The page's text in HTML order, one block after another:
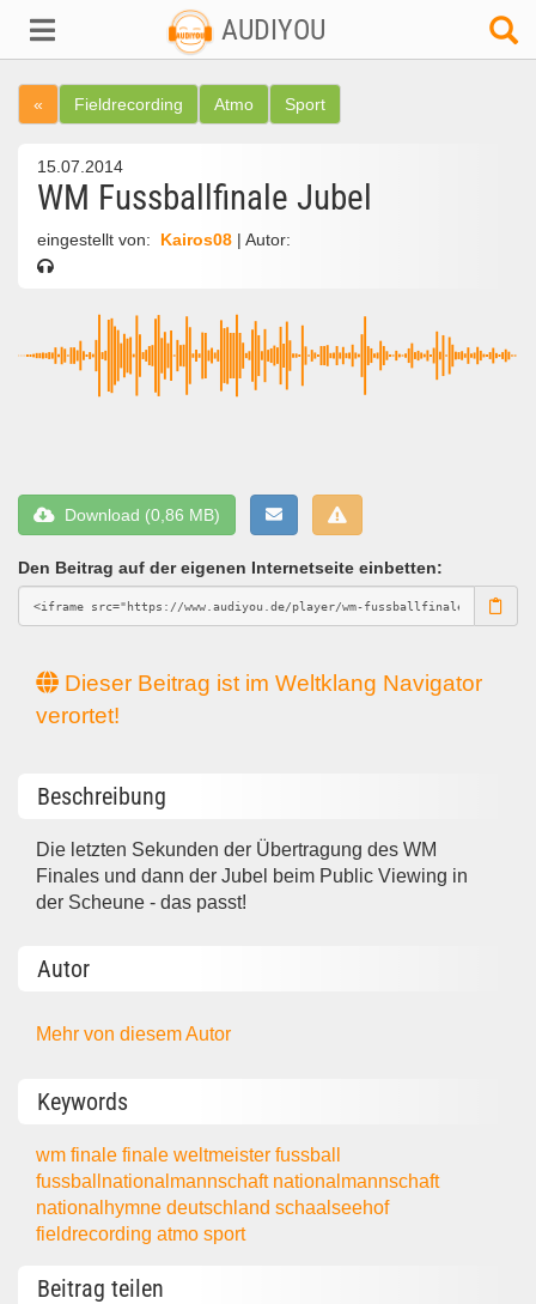
AUDIYOU
« Fieldrecording Atmo Sport
15.07.2014
WM Fussballfinale Jubel
eingestellt von: Kairos08 | Autor:
Download (0,86 MB)
Den Beitrag auf der eigenen Internetseite einbetten:
Dieser Beitrag ist im Weltklang Navigator
verortet!
Beschreibung
Die letzten Sekunden der Übertragung des WM
Finales und dann der Jubel beim Public Viewing in
der Scheune - das passt!
Autor
Mehr von diesem Autor
Keywords
wm finalefinaleweltmeisterfussball
fussballnationalmannschaft nationalmannschaft
nationalhymnedeutschlandschaalseehof
fieldrecordingatmosport
Beitrag teilen